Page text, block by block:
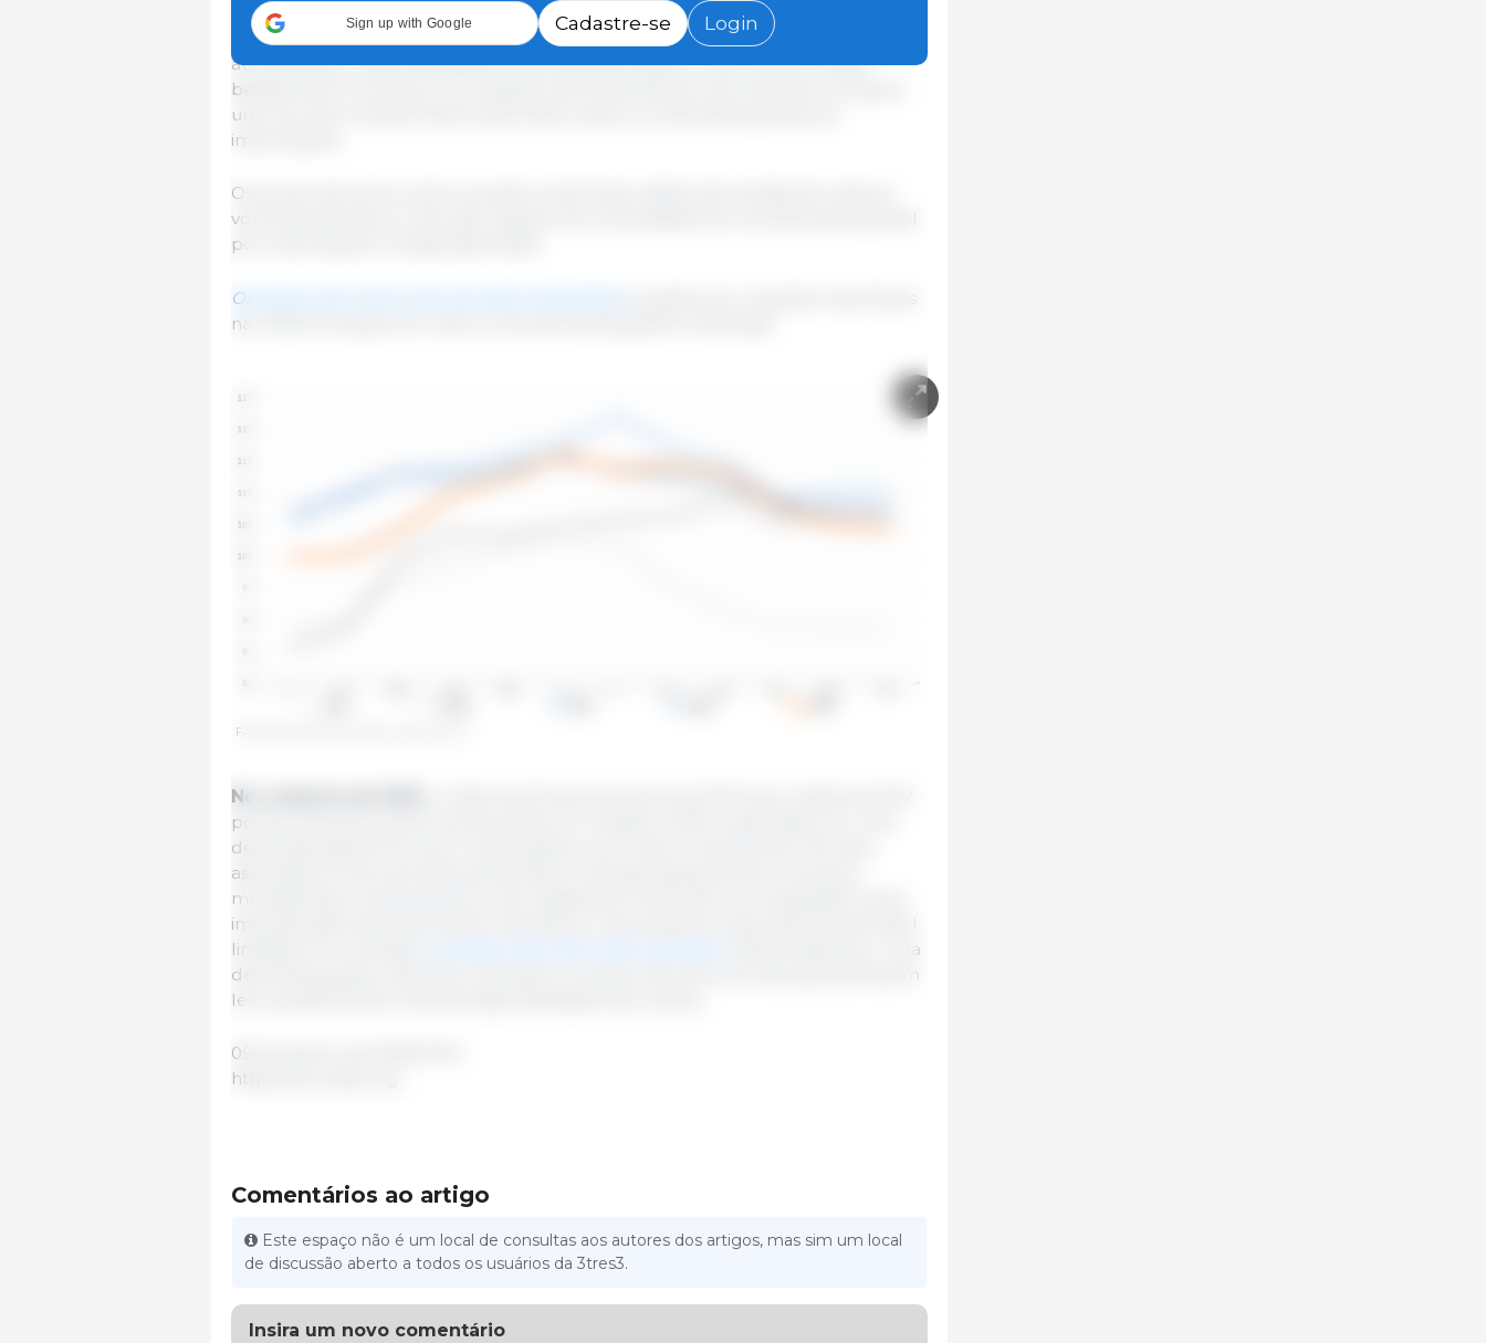
A redução dos preços mundiais da carne bovina refletiu cotações mais fracas na
Austrália, onde condições sazonais de seca levaram à redução dos rebanhos,
aumentando a disponibilidade de animais para abate e exercendo pressão
baixista sobre os preços. As cotações internacionais da carne de aves recuaram,
uma vez que a ampla oferta exportável superou a demanda global por
importações.
Os preços da carne ovina recuaram levemente, diante da entrada de maiores
volumes sazonais no mercado, apesar da continuidade de uma demanda global
por importações considerada sólida.
Os preços da carne suína recuaram levemente
na União Europeia, em meio a uma demanda global moderada.
FAO pig meat price index. Source: FAO.
No conjunto de 2025
pontos, aumento de 6,0 pontos (5,1%) em relação a 2024, sustentado por uma
demanda global firme por importações e por maior incerteza de mercado
associada a surtos de doenças animais e a tensões geopolíticas. Os preços
mundiais das carnes bovina e ovina registraram forte alta na comparação anual,
impulsionados pela demanda robusta por importações e pela oferta exportável
limitada. Em contraste,
, influenciados por uma
demanda global mais fraca, enquanto os preços da carne de aves apresentaram
leve queda devido à ampla disponibilidade de produto.
09 de janeiro de 2026/ FAO.
https://www.fao.org
Sign up with Google Cadastre-se Login
Comentários ao artigo
Este espaço não é um local de consultas aos autores dos artigos, mas sim um local
de discussão aberto a todos os usuários da 3tres3.
Insira um novo comentário